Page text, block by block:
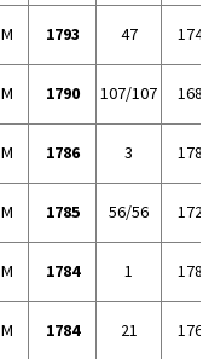
M 1793 47
M 1790 107/107
M 1786 3
M 1785 56/56
M 1784 1
M 1784 21